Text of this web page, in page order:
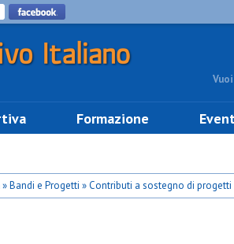
Formazione
» Bandi e Progetti » Contributi a sostegno di